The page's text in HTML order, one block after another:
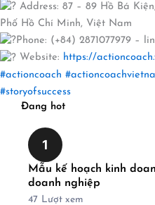
Đang hot
1
Mẫu kế hoạch kinh
doanh nghiệp
47 Lượt xem
Address: 87 – 89 Hồ Bá
Phố Hồ Chí Minh, Việt Nam
Phone: (+84) 2871077979 –
Website: https://
#actioncoach
#storyofsuccess